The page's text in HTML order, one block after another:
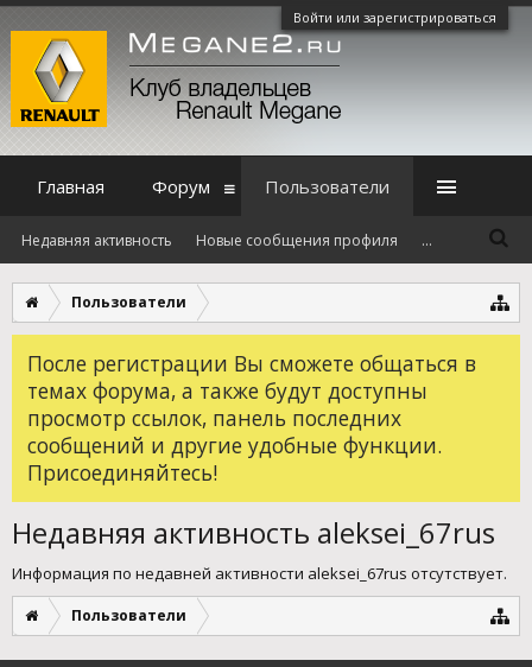
Войти или зарегистрироваться
Пользователи
После регистрации Вы сможете общаться в
темах форума, а также будут доступны
просмотр ссылок, панель последних
сообщений и другие удобные функции.
Присоединяйтесь!
Недавняя активность aleksei_67rus
Информация по недавней активности aleksei_67rus отсутствует.
Пользователи
Главная Форум Пользователи
Недавняя активность Новые сообщения профиля ...